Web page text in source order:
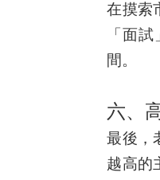
在摸索
「面
間。
六、
最後，
越高的